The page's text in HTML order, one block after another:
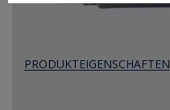
PRODUKTEIGENSCHAFTEN